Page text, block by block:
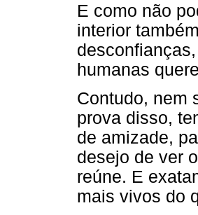
E como não
interior
humanas
Contudo, nem
prova disso,
de amizade,
desejo de ver
reúne. E
mais vivos do